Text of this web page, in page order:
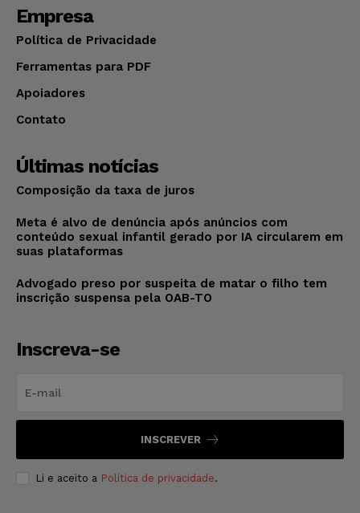
Empresa
Política de Privacidade
Ferramentas para PDF
Apoiadores
Contato
Últimas notícias
Composição da taxa de juros
Meta é alvo de denúncia após anúncios com
conteúdo sexual infantil gerado por IA circularem em
suas plataformas
Advogado preso por suspeita de matar o filho tem
inscrição suspensa pela OAB-TO
Inscreva-se
INSCREVER
Li e aceito a Política de privacidade.